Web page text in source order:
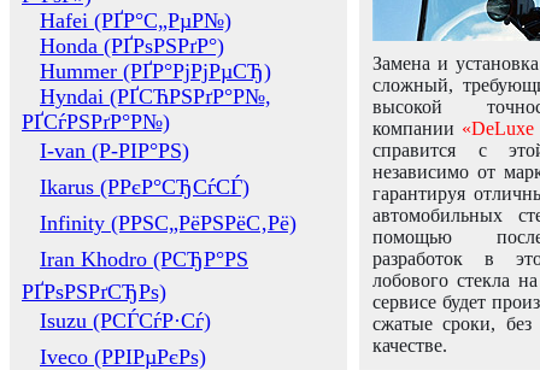
Hafei (РҐР°С„РµР№)
Honda (РҐРѕРЅРґР°)
Hummer (РҐР°РјРјРµСЂ)
Hyndai (РҐСЋРЅРґР°Р№,
РҐСѓРЅРґР°Р№)
I-van (Р-РІР°РЅ)
Ikarus (РРєР°СЂСѓСЃ)
Infinity (РРЅС„РёРЅРёС‚Рё)
Iran Khodro (РСЂР°РЅ
РҐРѕРЅРґСЂРѕ)
Isuzu (РСЃСѓР·Сѓ)
Iveco (РРІРµРєРѕ)
Замена и
сложный,
высокой
компании «DeLuxe
справится с
независимо от
гарантируя
автомобильных
помощью
разработок в
лобового стекла
сервисе будет
сжатые сроки,
качестве.